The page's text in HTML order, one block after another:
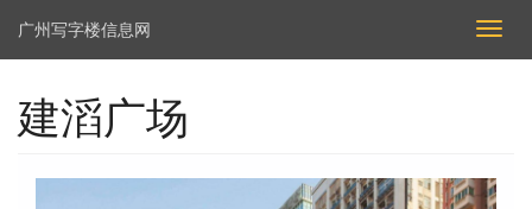
切
换
广州写字楼信息网
建滔广场